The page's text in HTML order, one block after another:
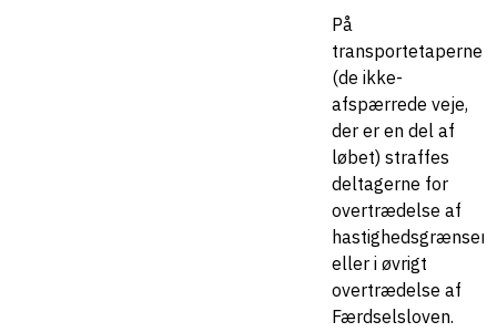
På
transportetaperne
(de ikke-
afspærrede veje,
der er en del af
løbet) straffes
deltagerne for
overtrædelse af
hastighedsgrænser
eller i øvrigt
overtrædelse af
Færdselsloven.